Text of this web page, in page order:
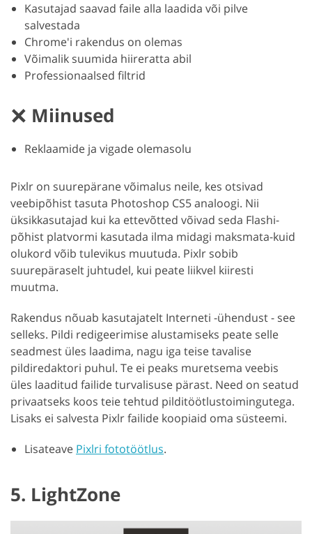
Kasutajad saavad faile alla laadida või pilve
salvestada
Chrome'i rakendus on olemas
Võimalik suumida hiireratta abil
Professionaalsed filtrid
Miinused
Reklaamide ja vigade olemasolu
Pixlr on suurepärane võimalus neile, kes otsivad
veebipõhist tasuta Photoshop CS5 analoogi. Nii
üksikkasutajad kui ka ettevõtted võivad seda Flashi-
põhist platvormi kasutada ilma midagi maksmata-kuid
olukord võib tulevikus muutuda. Pixlr sobib
suurepäraselt juhtudel, kui peate liikvel kiiresti
muutma.
Rakendus nõuab kasutajatelt Interneti -ühendust - see
selleks. Pildi redigeerimise alustamiseks peate selle
seadmest üles laadima, nagu iga teise tavalise
pildiredaktori puhul. Te ei peaks muretsema veebis
üles laaditud failide turvalisuse pärast. Need on seatud
privaatseks koos teie tehtud pilditöötlustoimingutega.
Lisaks ei salvesta Pixlr failide koopiaid oma süsteemi.
Lisateave Pixlri fototöötlus.
5. LightZone